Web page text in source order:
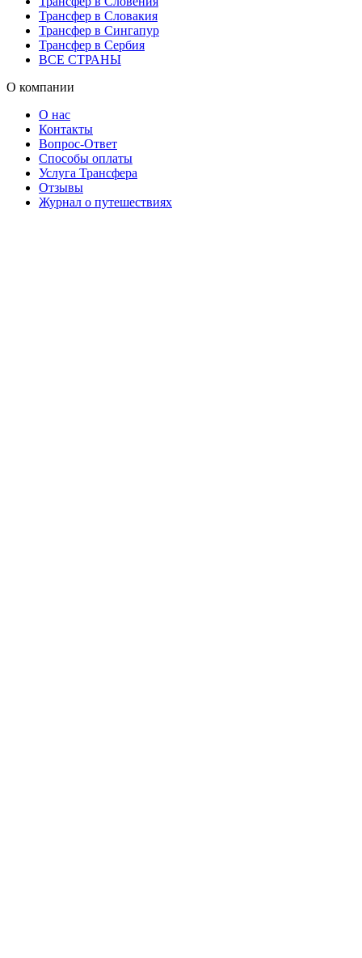
Трансфер в Словакия
Трансфер в Сингапур
Трансфер в Сербия
ВСЕ СТРАНЫ
О компании
О нас
Контакты
Вопрос-Ответ
Способы оплаты
Услуга Трансфера
Отзывы
Журнал о путешествиях